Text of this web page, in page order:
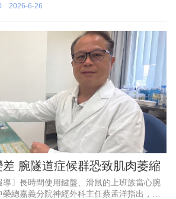
撻
2026-6-26
腕隧道症候群恐致肌肉萎縮
導〕長時間使用鍵盤、滑鼠的上班族當心腕
總嘉義分院神經外科主任蔡孟洋指出，腕